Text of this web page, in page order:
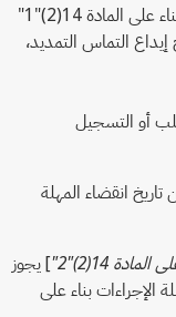
المتعاقد الذي ينص في قوانينه على تمديد المهلة بناء على المادة 14(2)"1"
التماس التمديد،
أو التسجيل
انقضاء المهلة
14(2)"2"
] يجوز
بناء على